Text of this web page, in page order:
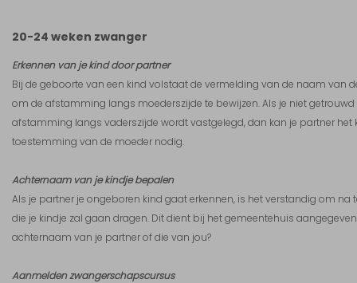
20-24 weken zwanger
Erkennen van je kind door partner
Bij de geboorte van een kind volstaat de vermelding van de naam van
om de afstamming langs moederszijde te bewijzen. Als je niet
afstamming langs vaderszijde wordt vastgelegd, dan kan je partner het
toestemming van de moeder nodig.
Achternaam van je kindje bepalen
Als je partner je ongeboren kind gaat erkennen, is het verstandig om na
die je kindje zal gaan dragen. Dit dient bij het gemeentehuis
achternaam van je partner of die van jou?
Aanmelden zwangerschapscursus